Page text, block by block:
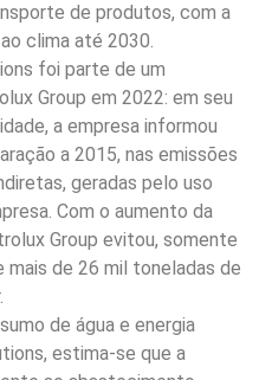
de produtos, com a
clima até 2030.
foi parte de um
Group em 2022: em seu
a empresa informou
a 2015, nas emissões
geradas pelo uso
Com o aumento da
Group evitou, somente
mais de 26 mil toneladas de
de água e energia
estima-se que a